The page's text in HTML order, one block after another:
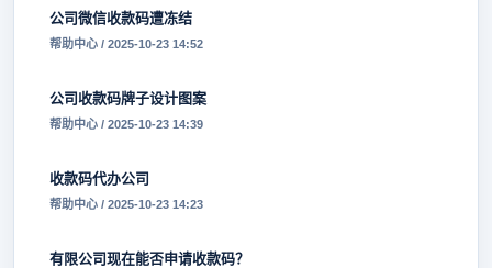
公司微信收款码遭冻结
帮助中心 / 2025-10-23 14:52
公司收款码牌子设计图案
帮助中心 / 2025-10-23 14:39
收款码代办公司
帮助中心 / 2025-10-23 14:23
有限公司现在能否申请收款码？